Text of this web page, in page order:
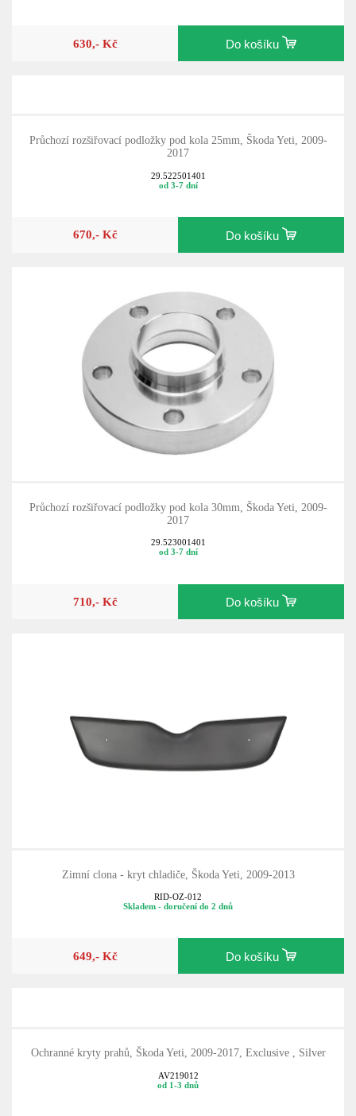
630,- Kč Do košíku
Průchozí rozšiřovací podložky pod kola 25mm, Škoda Yeti, 2009-
2017
29.522501401
od 3-7 dní
670,- Kč Do košíku
Průchozí rozšiřovací podložky pod kola 30mm, Škoda Yeti, 2009-
2017
29.523001401
od 3-7 dní
710,- Kč Do košíku
Zimní clona - kryt chladiče, Škoda Yeti, 2009-2013
RID-OZ-012
Skladem - doručení do 2 dnů
649,- Kč Do košíku
Ochranné kryty prahů, Škoda Yeti, 2009-2017, Exclusive , Silver
AV219012
od 1-3 dnů